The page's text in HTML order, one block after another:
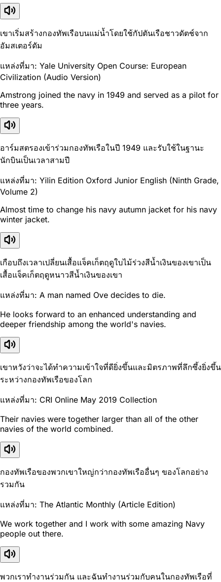
เขาเริ่มสร้างกองทัพเรือบนแม่น้ำโดยใช้กัปตันเรือชาวดัตช์จาก
อัมสเตอร์ดัม
แหล่งที่มา: Yale University Open Course: European
Civilization (Audio Version)
Amstrong joined the navy in 1949 and served as a pilot for
three years.
อาร์มสตรองเข้าร่วมกองทัพเรือในปี 1949 และรับใช้ในฐานะ
นักบินเป็นเวลาสามปี
แหล่งที่มา: Yilin Edition Oxford Junior English (Ninth Grade,
Volume 2)
Almost time to change his navy autumn jacket for his navy
winter jacket.
เกือบถึงเวลาเปลี่ยนเสื้อแจ็คเก็ตฤดูใบไม้ร่วงสีน้ำเงินของเขาเป็น
เสื้อแจ็คเก็ตฤดูหนาวสีน้ำเงินของเขา
แหล่งที่มา: A man named Ove decides to die.
He looks forward to an enhanced understanding and
deeper friendship among the world's navies.
เขาหวังว่าจะได้ทำความเข้าใจที่ดียิ่งขึ้นและมิตรภาพที่ลึกซึ้งยิ่งขึ้น
ระหว่างกองทัพเรือของโลก
แหล่งที่มา: CRI Online May 2019 Collection
Their navies were together larger than all of the other
navies of the world combined.
กองทัพเรือของพวกเขาใหญ่กว่ากองทัพเรืออื่นๆ ของโลกอย่าง
รวมกัน
แหล่งที่มา: The Atlantic Monthly (Article Edition)
We work together and I work with some amazing Navy
people out there.
พวกเราทำงานร่วมกัน และฉันทำงานร่วมกับคนในกองทัพเรือที่